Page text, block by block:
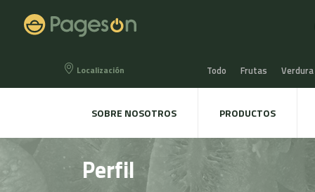
Localización Todo Frutas Verdura
Miel, Mermeladas y
Agua, Refrescos y Zumos
Directo a la mesa
SOBRE NOSOTROS PRODUCTOS
Perfil